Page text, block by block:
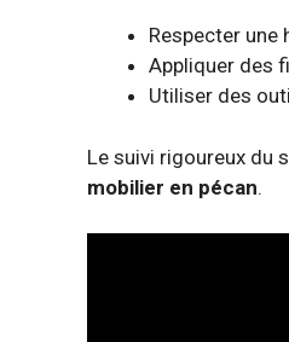
Respecter une
Appliquer des
Utiliser des
Le suivi rigoureux du
mobilier en pécan.